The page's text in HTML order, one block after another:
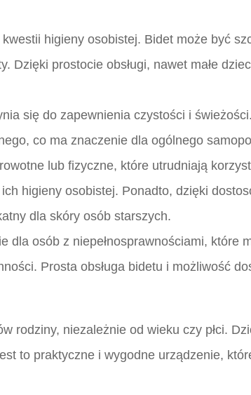
higieny osobistej. Bidet może być
prostocie obsługi, nawet małe
się do zapewnienia czystości i
co ma znaczenie dla ogólnego
lub fizyczne, które utrudniają
higieny osobistej. Ponadto, dzięki
dla skóry osób starszych.
dla osób z niepełnosprawnościami, które
Prosta obsługa bidetu i możliwość
rodziny, niezależnie od wieku czy płci.
to praktyczne i wygodne urządzenie,